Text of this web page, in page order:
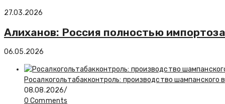
27.03.2026
Алиханов: Россия полностью
06.05.2026
Росалкогольтабакконтроль: производство шампанского
08.08.2026/
0 Comments